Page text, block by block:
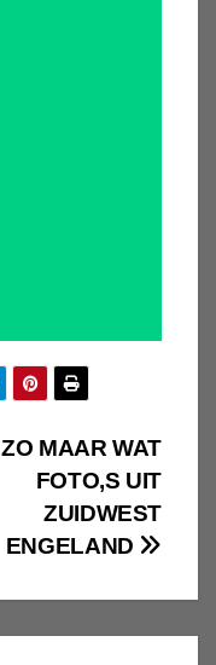
ZO MAAR WAT
FOTO,S UIT
ZUIDWEST
ENGELAND